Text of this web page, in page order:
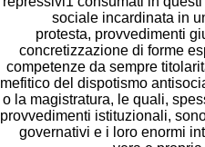
sociale incardinata in
protesta, provvedimenti
concretizzazione di forme
competenze da sempre
mefitico del dispotismo
o la magistratura, le quali,
provvedimenti istituzionali,
governativi e i loro enormi